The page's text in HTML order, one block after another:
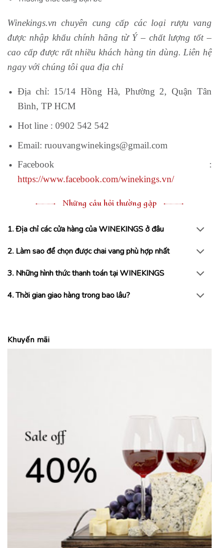
Khuyến mãi
Winekings.vn chuyên cung cấp các loại rượu vang
được nhập khẩu chính hãng từ Ý – chất lượng tốt –
cao cấp được rất nhiều khách hàng tin dùng. Liên hệ
ngay với chúng tôi qua địa chỉ
Địa chỉ: 15/14 Hồng Hà, Phường 2, Quận Tân
Bình, TP HCM
Hot line : 0902 542 542
Email: ruouvangwinekings@gmail.com
Facebook :
https://www.facebook.com/winekings.vn/
Những câu hỏi thường gặp
1. Địa chỉ các cửa hàng của WINEKINGS ở đâu
2. Làm sao để chọn được chai vang phù hợp nhất
3. Những hình thức thanh toán tại WINEKINGS
4. Thời gian giao hàng trong bao lâu?